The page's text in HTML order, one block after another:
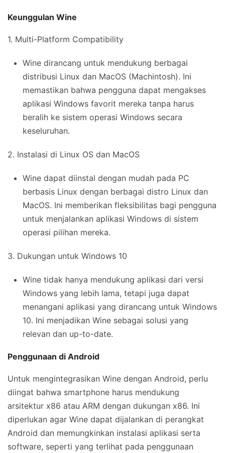
Keunggulan Wine
1. Multi-Platform Compatibility
Wine dirancang untuk mendukung berbagai
distribusi Linux dan MacOS (Machintosh). Ini
memastikan bahwa pengguna dapat mengakses
aplikasi Windows favorit mereka tanpa harus
beralih ke sistem operasi Windows secara
keseluruhan.
2. Instalasi di Linux OS dan MacOS
Wine dapat diinstal dengan mudah pada PC
berbasis Linux dengan berbagai distro Linux dan
MacOS. Ini memberikan fleksibilitas bagi pengguna
untuk menjalankan aplikasi Windows di sistem
operasi pilihan mereka.
3. Dukungan untuk Windows 10
Wine tidak hanya mendukung aplikasi dari versi
Windows yang lebih lama, tetapi juga dapat
menangani aplikasi yang dirancang untuk Windows
10. Ini menjadikan Wine sebagai solusi yang
relevan dan up-to-date.
Penggunaan di Android
Untuk mengintegrasikan Wine dengan Android, perlu
diingat bahwa smartphone harus mendukung
arsitektur x86 atau ARM dengan dukungan x86. Ini
diperlukan agar Wine dapat dijalankan di perangkat
Android dan memungkinkan instalasi aplikasi serta
software, seperti yang terlihat pada penggunaan